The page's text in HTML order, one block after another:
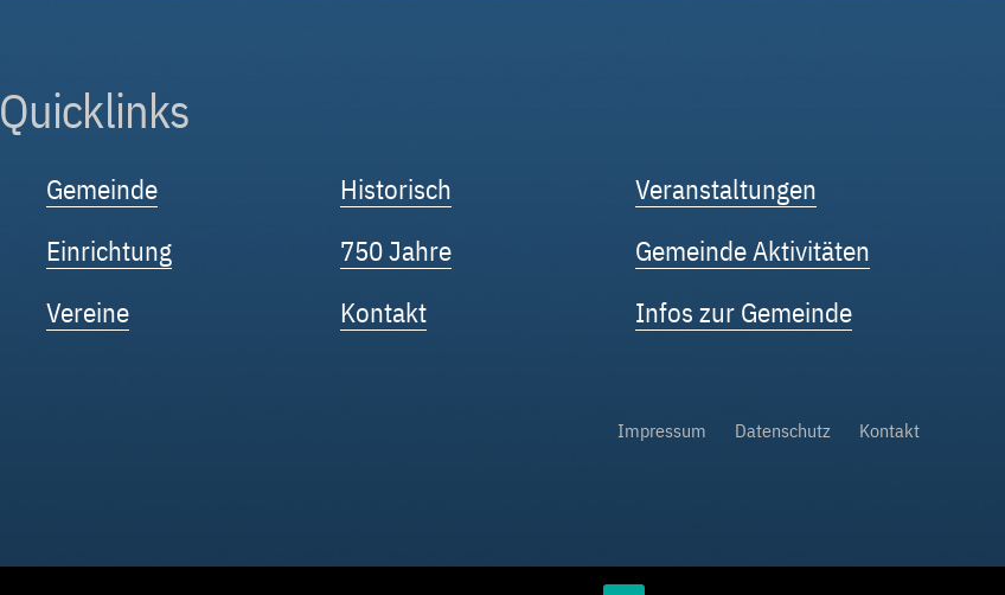
Quicklinks
Gemeinde
Einrichtung
Vereine
Historisch
750 Jahre
Kontakt
Veranstaltungen
Gemeinde Aktivitäten
Infos zur Gemeinde
Impressum Datenschutz Kontakt